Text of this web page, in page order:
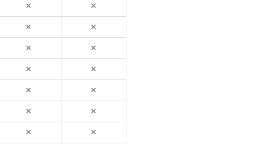
✕ ✕
✕ ✕
✕ ✕
✕ ✕
✕ ✕
✕ ✕
✕ ✕